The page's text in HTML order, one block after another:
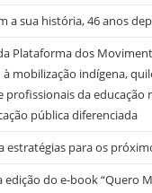
a sua história, 46 anos
Plataforma dos
mobilização indígena,
profissionais da educação
pública diferenciada
estratégias para os
do e-book “Quero